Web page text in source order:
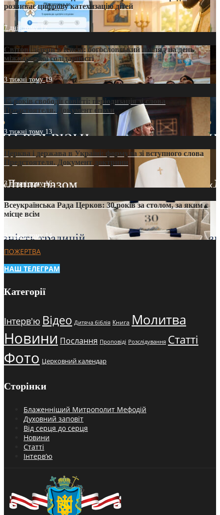
розвиває цифрову катехизацію дітей
7 днів тому12
Світові лідери в Києві: богословський погляд на день
міжнародної солідарності
3 тижні тому19
35 років свободи совісті: періодизація зі слова
Предстоятеля. Документ епохи
3 тижні тому 13
Церква і держава в Україні: формула зі вступного слова
Предстоятеля. Документ доктрини
3 тижні тому16
Всеукраїнська Рада Церков: 30 років за столом, за яким є
місце всім
3 тижні тому14
ПОЖЕРТВА
НАШ ТЕЛЕГРАМ
Категорії
Інтерв'ю Відео Дитяча біблія Книга Молитва
Новини Послання Проповіді Розслідування Статті
Фото Церковний календар
Сторінки
Блаженніший Митрополит Мефодій
Духовний заповіт
Від серця до серця
Новини
Статті
Інтерв’ю